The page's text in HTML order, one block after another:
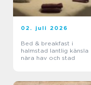
02. juli 2026
Bed & breakfast i
halmstad lantlig känsla
nära hav och stad